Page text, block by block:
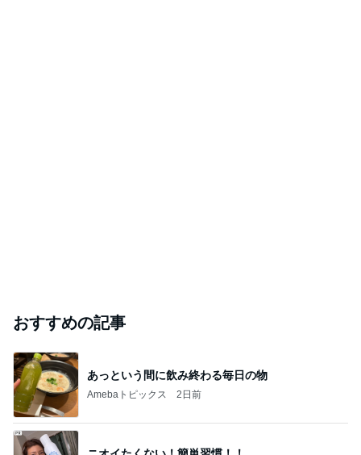
おすすめの記事
あっという間に飲み終わる毎日の物
Amebaトピックス 2日前